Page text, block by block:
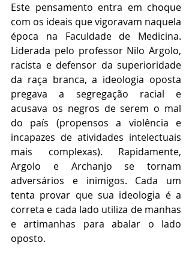
Este pensamento entra em choque
com os ideais que vigoravam naquela
época na Faculdade de Medicina.
Liderada pelo professor Nilo Argolo,
racista e defensor da superioridade
da raça branca, a ideologia oposta
pregava a segregação racial e
acusava os negros de serem o mal
do país (propensos a violência e
incapazes de atividades intelectuais
mais complexas). Rapidamente,
Argolo e Archanjo se tornam
adversários e inimigos. Cada um
tenta provar que sua ideologia é a
correta e cada lado utiliza de manhas
e artimanhas para abalar o lado
oposto.